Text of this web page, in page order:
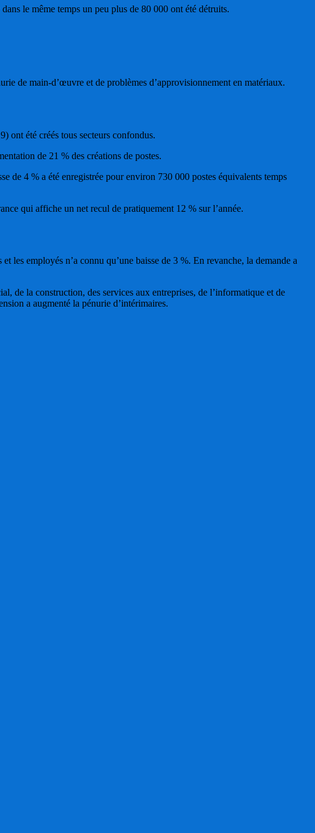
le même temps un peu plus de 80 000 ont été détruits.
de main-d’œuvre et de problèmes d’approvisionnement en matériaux.
ont été créés tous secteurs confondus.
de 21 % des créations de postes.
de 4 % a été enregistrée pour environ 730 000 postes équivalents temps
qui affiche un net recul de pratiquement 12 % sur l’année.
employés n’a connu qu’une baisse de 3 %. En revanche, la demande a
de la construction, des services aux entreprises, de l’informatique et de
a augmenté la pénurie d’intérimaires.